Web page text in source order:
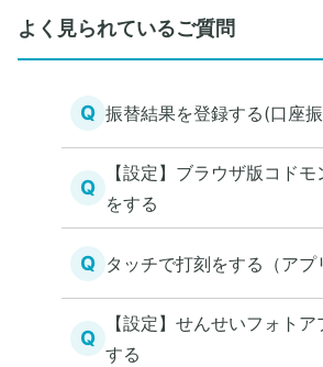
よく見られているご質問
Q 振替結果を登録する(口座
Q
【設定】ブラウザ版コド
をする
Q タッチで打刻をする（アプ
Q
【設定】せんせいフォト
する